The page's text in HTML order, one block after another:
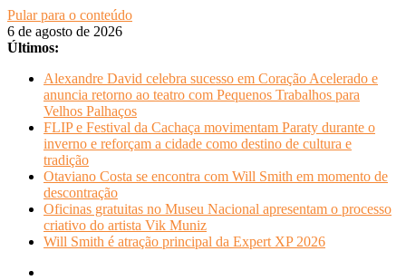
Pular para o conteúdo
6 de agosto de 2026
Últimos:
Alexandre David celebra sucesso em Coração Acelerado e
anuncia retorno ao teatro com Pequenos Trabalhos para
Velhos Palhaços
FLIP e Festival da Cachaça movimentam Paraty durante o
inverno e reforçam a cidade como destino de cultura e
tradição
Otaviano Costa se encontra com Will Smith em momento de
descontração
Oficinas gratuitas no Museu Nacional apresentam o processo
criativo do artista Vik Muniz
Will Smith é atração principal da Expert XP 2026